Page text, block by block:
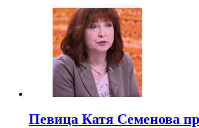
Певица Катя Семенова